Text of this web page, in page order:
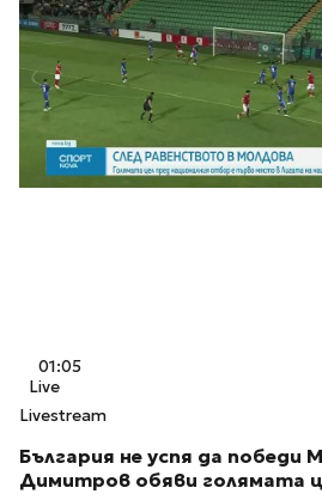
01:05
Live
Livestream
България не успя да победи
Димитров обяви голямата